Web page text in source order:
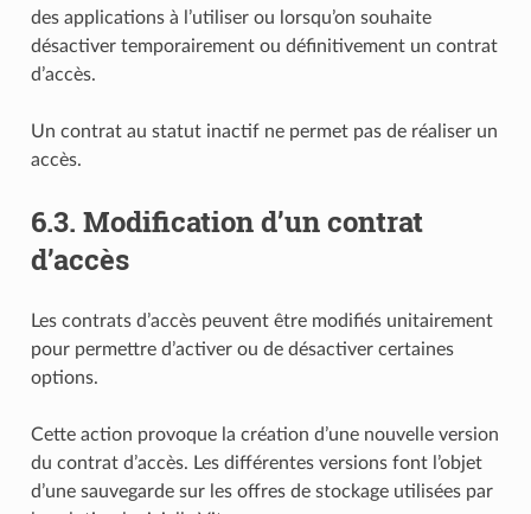
des applications à l’utiliser ou lorsqu’on souhaite
désactiver temporairement ou définitivement un contrat
d’accès.
Un contrat au statut inactif ne permet pas de réaliser un
accès.
6.3. Modification d’un contrat
d’accès
Les contrats d’accès peuvent être modifiés unitairement
pour permettre d’activer ou de désactiver certaines
options.
Cette action provoque la création d’une nouvelle version
du contrat d’accès. Les différentes versions font l’objet
d’une sauvegarde sur les offres de stockage utilisées par